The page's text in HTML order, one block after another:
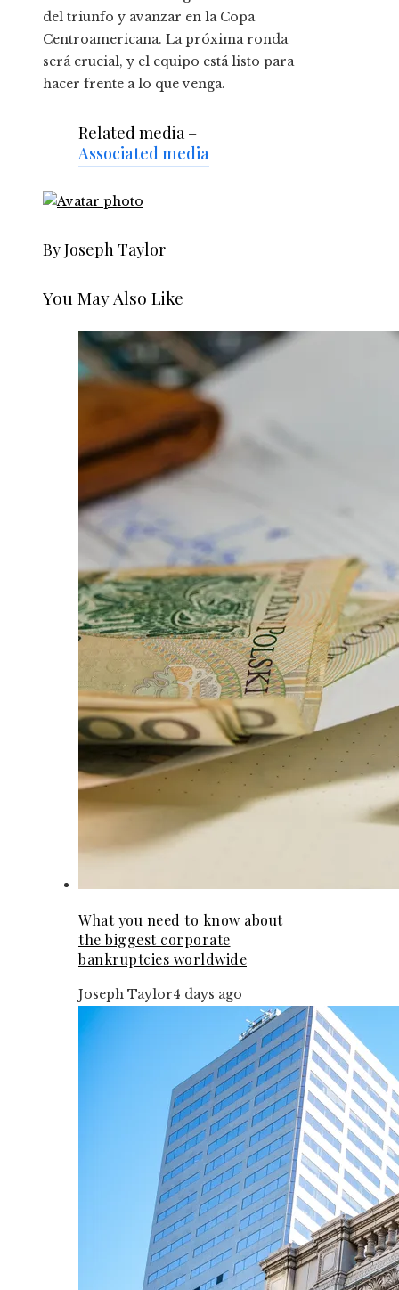
del triunfo y avanzar en la Copa
Centroamericana. La próxima ronda
será crucial, y el equipo está listo para
hacer frente a lo que venga.
Related media –
Associated media
By Joseph Taylor
You May Also Like
What you need to know about
the biggest corporate
bankruptcies worldwide
Joseph Taylor4 days ago